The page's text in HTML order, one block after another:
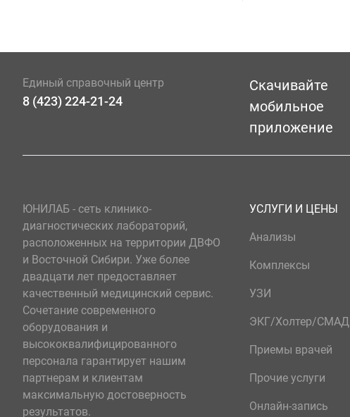
Единый справочный центр
8 (423) 224-21-24
Скачивайте
мобильное
приложение
ЮНИЛАБ - сеть клинико-
диагностических лабораторий,
расположенных на территории ДВФО
и Восточной Сибири. Уже более
двадцати лет предоставляет
качественный медицинский сервис.
Сочетание современного
оборудования и
высококвалифицированного
персонала гарантирует нашим
партнерам и клиентам
максимальную достоверность
результатов.
УСЛУГИ И ЦЕНЫ
Анализы
Комплексы
УЗИ
ЭКГ/Холтер/СМАД
Приемы врачей
Прочие услуги
Онлайн-запись